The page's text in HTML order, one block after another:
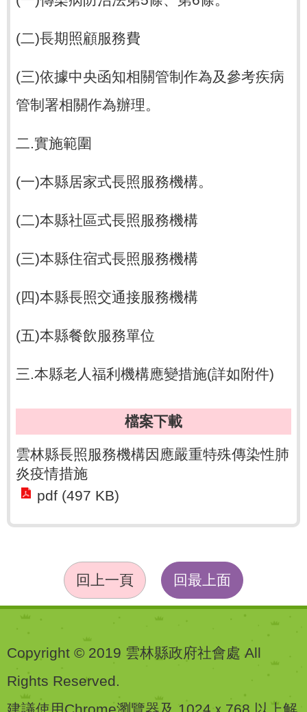
(二)長期照顧服務費
(三)依據中央函知相關管制作為及參考疾病
管制署相關作為辦理。
二.實施範圍
(一)本縣居家式長照服務機構。
(二)本縣社區式長照服務機構
(三)本縣住宿式長照服務機構
(四)本縣長照交通接服務機構
(五)本縣餐飲服務單位
三.本縣老人福利機構應變措施(詳如附件)
檔案下載
雲林縣長照服務機構因應嚴重特殊傳染性肺
炎疫情措施
pdf (497 KB)
回上一頁 回最上面
Copyright © 2019 雲林縣政府社會處 All
Rights Reserved.